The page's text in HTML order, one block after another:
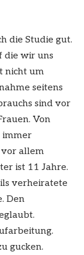
die Studie gut.
die wir uns
nicht um
seitens
sind vor
Von
immer
vor allem
ist 11 Jahre.
verheiratete
Den
gucken.